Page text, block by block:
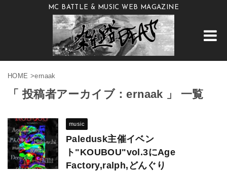
MC BATTLE & MUSIC WEB MAGAZINE
HOME >ernaak
「 投稿者アーカイブ：ernaak 」 一覧
music
Paledusk主催イベン
ト"KOUBOU"vol.3にAge
Factory,ralph,どんぐり